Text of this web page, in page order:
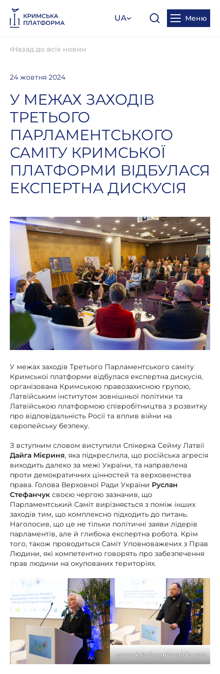
UA Меню
Назад до всіх новин
24 жовтня 2024
У МЕЖАХ ЗАХОДІВ
ТРЕТЬОГО
ПАРЛАМЕНТСЬКОГО
САМІТУ КРИМСЬКОЇ
ПЛАТФОРМИ ВІДБУЛАСЯ
ЕКСПЕРТНА ДИСКУСІЯ
У межах заходів Третього Парламентського саміту
Кримської платформи відбулася експертна дискусія,
організована Кримською правозахисною групою,
Латвійським інститутом зовнішньої політики та
Латвійською платформою співробітництва з розвитку
про відповідальність Росії та вплив війни на
європейську безпеку.
З вступним словом виступили Спікерка Сейму Латвії
Дайга Мієриня, яка підкреслила, що російська агресія
виходить далеко за межі України, та направлена
проти демократичних цінностей та верховенства
права. Голова Верховної Ради України Руслан
Стефанчук своєю чергою зазначив, що
Парламентський Саміт вирізняється з поміж інших
заходів тим, що комплексно підходить до питань.
Наголосив, що це не тільки політичні заяви лідерів
парламентів, але й глибока експертна робота. Крім
того, також проводиться Саміт Уповноважених з Прав
Людини, які компетентно говорять про забезпечення
прав людини на окупованих територіях.
www.kristinegrinvalde.com